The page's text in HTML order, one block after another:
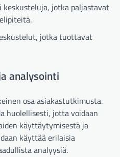
jotka paljastavat
jotka tuottavat
analysointi
osa asiakastutkimusta.
huolellisesti, jotta voidaan
käyttäytymisestä ja
käyttää erilaisia
analyysiä.